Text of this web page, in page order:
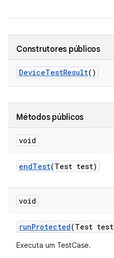
Construtores públicos
DeviceTestResult()
Métodos públicos
void
endTest(Test test)
void
runProtected(Test test
Executa um TestCase.